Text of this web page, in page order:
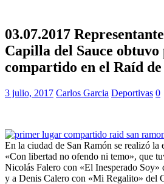
03.07.2017
Capilla del Sauce
compartido en el Raíd de
3 julio, 2017 Carlos Garcia Deportivas 0
En la ciudad de San Ramón se realizó la
«Con libertad no ofendo ni temo», que
Nicolás Falero con «El Inesperado Soy»
y a Denis Calero con «Mi Regalito» del